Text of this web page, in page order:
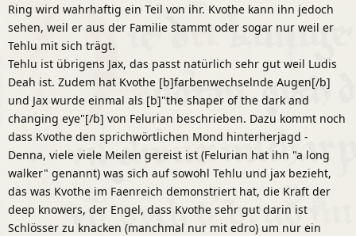
Ring wird wahrhaftig ein Teil von ihr. Kvothe kann ihn jedoch
sehen, weil er aus der Familie stammt oder sogar nur weil er
Tehlu mit sich trägt.
Tehlu ist übrigens Jax, das passt natürlich sehr gut weil Ludis
Deah ist. Zudem hat Kvothe [b]farbenwechselnde Augen[/b]
und Jax wurde einmal als [b]"the shaper of the dark and
changing eye"[/b] von Felurian beschrieben. Dazu kommt noch
dass Kvothe den sprichwörtlichen Mond hinterherjagd -
Denna, viele viele Meilen gereist ist (Felurian hat ihn "a long
walker" genannt) was sich auf sowohl Tehlu und jax bezieht,
das was Kvothe im Faenreich demonstriert hat, die Kraft der
deep knowers, der Engel, dass Kvothe sehr gut darin ist
Schlösser zu knacken (manchmal nur mit edro) um nur ein